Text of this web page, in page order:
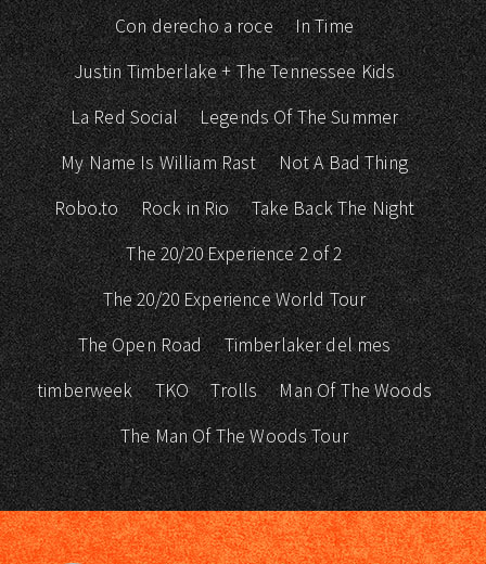
Con derecho a roce
In Time
Justin Timberlake + The Tennessee Kids
La Red Social
Legends Of The Summer
My Name Is William Rast
Not A Bad Thing
Robo.to
Rock in Rio
Take Back The Night
The 20/20 Experience 2 of 2
The 20/20 Experience World Tour
The Open Road
Timberlaker del mes
timberweek
TKO Trolls
Man Of The Woods
The Man Of The Woods Tour